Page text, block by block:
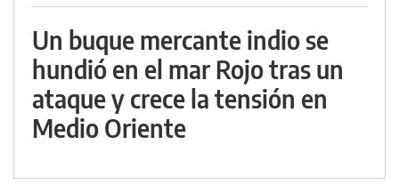
Un buque mercante indio se
hundió en el mar Rojo tras un
ataque y crece la tensión en
Medio Oriente